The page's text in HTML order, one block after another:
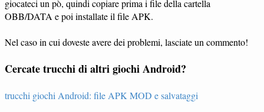
giocateci un pò, quindi copiare prima i file della cartella
OBB/DATA e poi installate il file APK.
Nel caso in cui doveste avere dei problemi, lasciate un commento!
Cercate trucchi di altri giochi Android?
trucchi giochi Android: file APK MOD e salvataggi